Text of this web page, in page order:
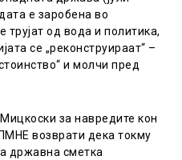
е заробена во
трујат од вода и политика,
се „реконструираат“ –
и молчи пред
за навредите кон
возврати дека токму
државна сметка